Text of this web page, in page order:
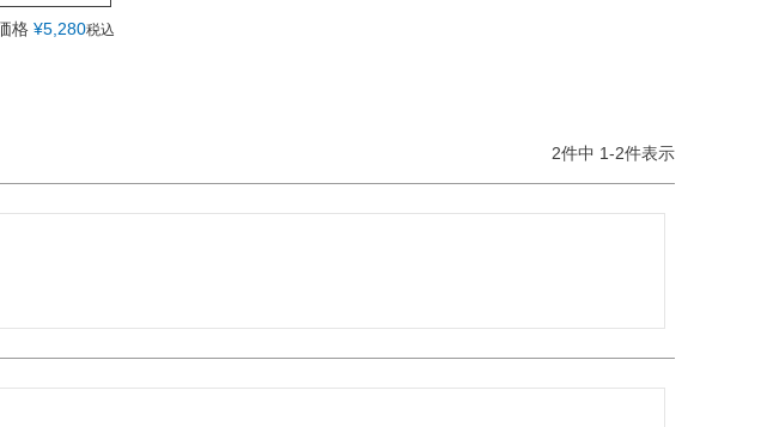
格 ¥5,280税込
2件中 1-2件表示